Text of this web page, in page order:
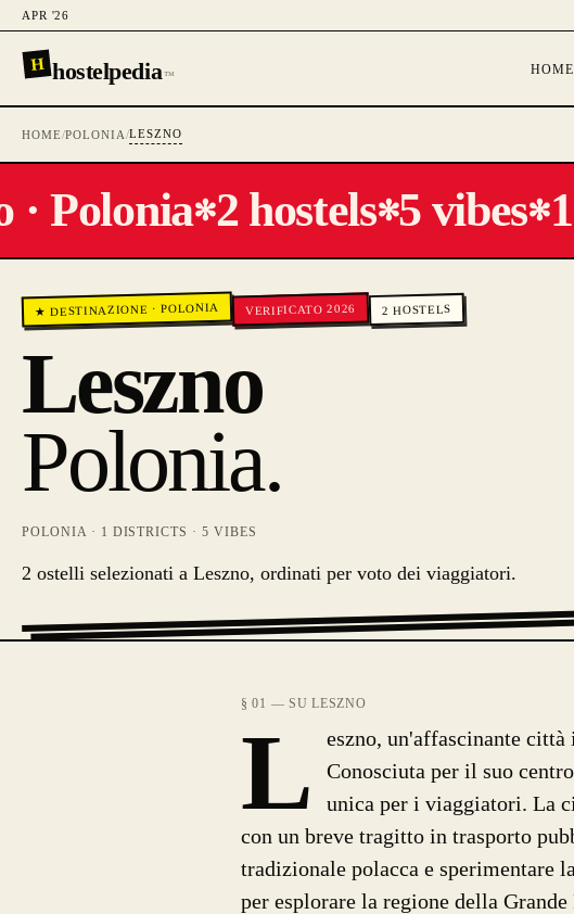
APR '26
H hostelpedia™ HOME
HOME/POLONIA/LESZNO
Polonia✻2 hostels✻5 vibes✻1
★ DESTINAZIONE ·POLONIA VERIFICATO 2026 2 HOSTELS
Leszno
Polonia.
POLONIA· 1 DISTRICTS ·5 VIBES
2 ostelli selezionati a Leszno, ordinati per voto dei viaggiatori.
§ 01 — SU LESZNO
L
eszno, un'affascinante
Conosciuta per il suo
unica per i viaggiatori. La
con un breve tragitto in trasporto
tradizionale polacca e sperimentare
per esplorare la regione della